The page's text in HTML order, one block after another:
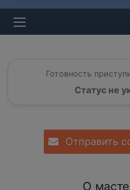
Готовность
Статус не
Отправить
О